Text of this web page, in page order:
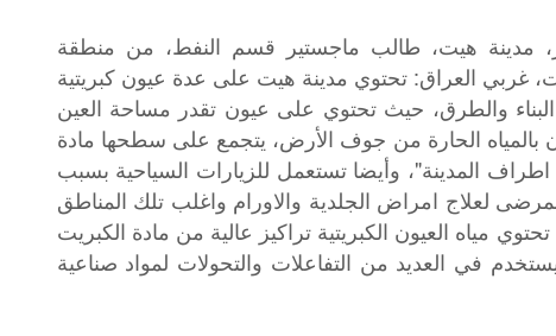
مدينة هيت، طالب ماجستير قسم النفط، من منطقة
غربي العراق: تحتوي مدينة هيت على عدة عيون كبريتية
والطرق، حيث تحتوي على عيون تقدر مساحة العين
، تمتاز العيون بالمياه الحارة من جوف الأرض، يتجمع على سطحها مادة
المدينة"، وأيضا تستعمل للزيارات السياحية بسبب
لعلاج امراض الجلدية والاورام واغلب تلك المناطق
مياه العيون الكبريتية تراكيز عالية من مادة الكبريت
في العديد من التفاعلات والتحولات لمواد صناعية